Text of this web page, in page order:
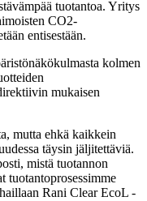
tuotantoa. Yritys
CO2-
entisestään.
kolmen
mukaisen
mutta ehkä kaikkein
täysin jäljitettäviä.
mistä tuotannon
tuotantoprosessimme
Rani Clear EcoL -